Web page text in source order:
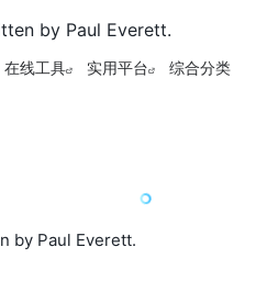
by Paul Everett.
在线工具 实用平台
综合分类
by Paul Everett.